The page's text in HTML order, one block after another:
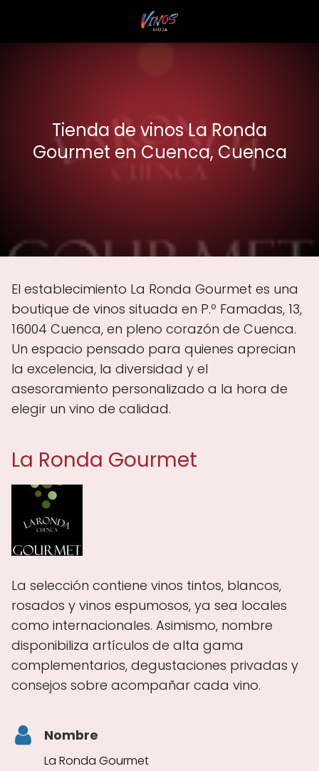
Tienda de vinos La Ronda
Gourmet en Cuenca, Cuenca
El establecimiento La Ronda Gourmet es una
boutique de vinos situada en P.º Famadas, 13,
16004 Cuenca, en pleno corazón de Cuenca.
Un espacio pensado para quienes aprecian
la excelencia, la diversidad y el
asesoramiento personalizado a la hora de
elegir un vino de calidad.
La Ronda Gourmet
La selección contiene vinos tintos, blancos,
rosados y vinos espumosos, ya sea locales
como internacionales. Asimismo, nombre
disponibiliza artículos de alta gama
complementarios, degustaciones privadas y
consejos sobre acompañar cada vino.
Nombre
La Ronda Gourmet